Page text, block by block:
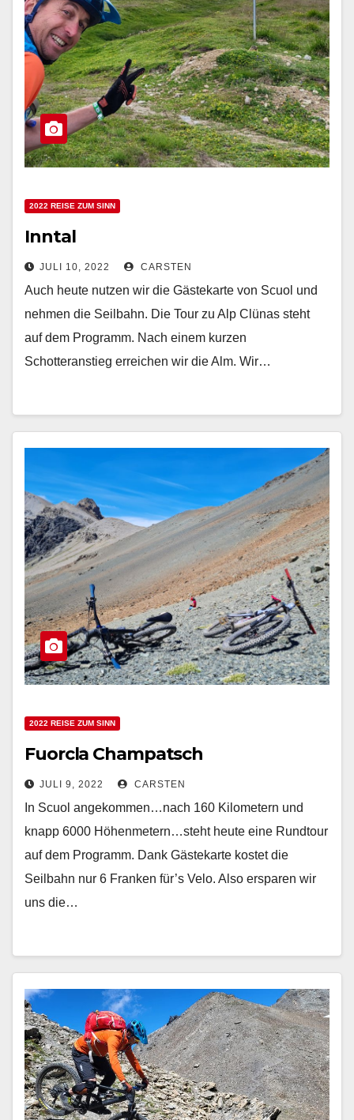
2022 REISE ZUM SINN
Inntal
JULI 10, 2022 CARSTEN
Auch heute nutzen wir die Gästekarte von Scuol und
nehmen die Seilbahn. Die Tour zu Alp Clünas steht
auf dem Programm. Nach einem kurzen
Schotteranstieg erreichen wir die Alm. Wir…
2022 REISE ZUM SINN
Fuorcla Champatsch
JULI 9, 2022 CARSTEN
In Scuol angekommen…nach 160 Kilometern und
knapp 6000 Höhenmetern…steht heute eine Rundtour
auf dem Programm. Dank Gästekarte kostet die
Seilbahn nur 6 Franken für’s Velo. Also ersparen wir
uns die…